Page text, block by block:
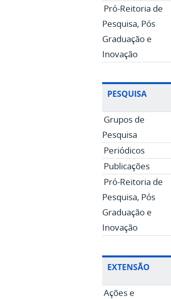
Pró-Reitoria de
Pesquisa, Pós
Graduação e
Inovação
PESQUISA
Grupos de
Pesquisa
Periódicos
Publicações
Pró-Reitoria de
Pesquisa, Pós
Graduação e
Inovação
EXTENSÃO
Ações e